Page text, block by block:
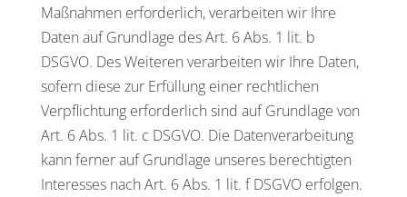
Maßnahmen erforderlich, verarbeiten wir Ihre
Daten auf Grundlage des Art. 6 Abs. 1 lit. b
DSGVO. Des Weiteren verarbeiten wir Ihre Daten,
sofern diese zur Erfüllung einer rechtlichen
Verpflichtung erforderlich sind auf Grundlage von
Art. 6 Abs. 1 lit. c DSGVO. Die Datenverarbeitung
kann ferner auf Grundlage unseres berechtigten
Interesses nach Art. 6 Abs. 1 lit. f DSGVO erfolgen.